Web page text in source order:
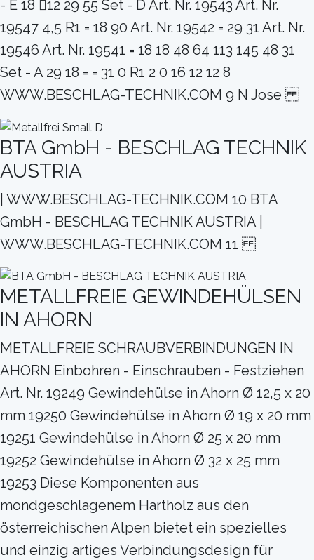
- E 18 12 29 55 Set - D Art. Nr. 19543 Art. Nr.
19547 4,5 R1 = 18 90 Art. Nr. 19542 = 29 31 Art. Nr.
19546 Art. Nr. 19541 = 18 18 48 64 113 145 48 31
Set - A 29 18 = = 31 0 R1 2 0 16 12 12 8
WWW.BESCHLAG-TECHNIK.COM 9 N Jose
BTA GmbH - BESCHLAG TECHNIK
AUSTRIA
| WWW.BESCHLAG-TECHNIK.COM 10 BTA
GmbH - BESCHLAG TECHNIK AUSTRIA |
WWW.BESCHLAG-TECHNIK.COM 11
METALLFREIE GEWINDEHÜLSEN
IN AHORN
METALLFREIE SCHRAUBVERBINDUNGEN IN
AHORN Einbohren - Einschrauben - Festziehen
Art. Nr. 19249 Gewindehülse in Ahorn Ø 12,5 x 20
mm 19250 Gewindehülse in Ahorn Ø 19 x 20 mm
19251 Gewindehülse in Ahorn Ø 25 x 20 mm
19252 Gewindehülse in Ahorn Ø 32 x 25 mm
19253 Diese Komponenten aus
mondgeschlagenem Hartholz aus den
österreichischen Alpen bietet ein spezielles
und einzig artiges Verbindungsdesign für